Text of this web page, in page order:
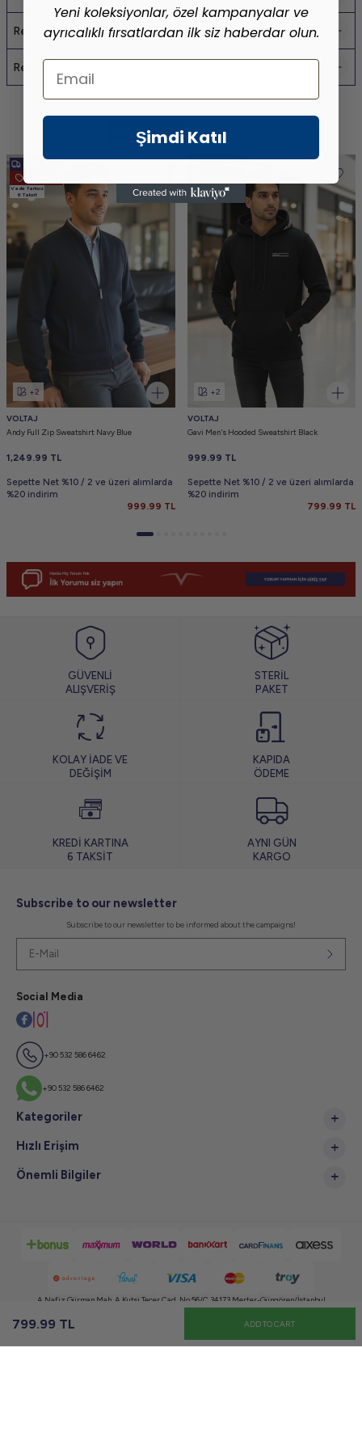
799.99 TL ADD TO CART
Recommend It
Return Conditions
Benzer Ürünler
Vade farksız
6 Taksit
+2
VOLTAJ
Andy Full Zip Sweatshirt Navy Blue
1,249.99 TL
Sepette Net %10 / 2 ve üzeri alımlarda
%20 indirim
999.99 TL
Vade farksız
6 Taksit
+2
VOLTAJ
Gavi Men's Hooded Sweatshirt Black
999.99 TL
Sepette Net %10 / 2 ve üzeri alımlarda
%20 indirim
799.99 TL
GÜVENLİ
ALIŞVERİŞ
STERİL
PAKET
KOLAY İADE VE
DEĞİŞİM
KAPIDA
ÖDEME
KREDİ KARTINA
6 TAKSİT
AYNI GÜN
KARGO
Subscribe to our newsletter
Subscribe to our newsletter to be informed about the campaigns!
Social Media
+90 532 586 6462
+90 532 586 6462
Kategoriler
Hızlı Erişim
Önemli Bilgiler
A.Nafiz Gürman Mah. A.Kutsi Tecer Cad. No:56/C 34173 Merter-Güngören/İstanbul
Yeni koleksiyonlar, özel kampanyalar ve
ayrıcalıklı fırsatlardan ilk siz haberdar olun.
Email
Şimdi Katıl